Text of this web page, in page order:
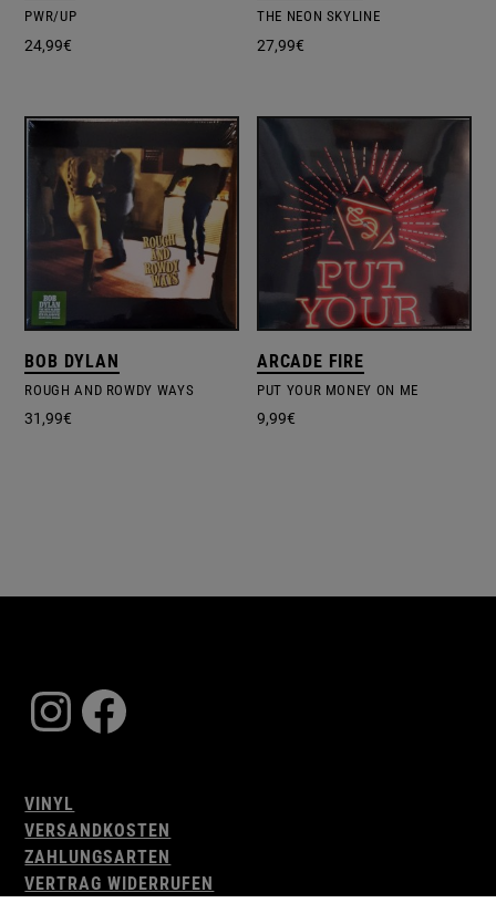
PWR/UP
24,99€
THE NEON SKYLINE
27,99€
BOB DYLAN
ROUGH AND ROWDY WAYS
31,99€
ARCADE FIRE
PUT YOUR MONEY ON ME
9,99€
Instagram
Facebook
VINYL
VERSANDKOSTEN
ZAHLUNGSARTEN
VERTRAG WIDERRUFEN